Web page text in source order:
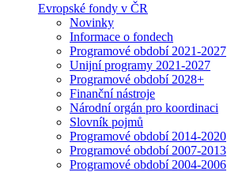
Evropské fondy v ČR
Novinky
Informace o fondech
Programové období 2021-2027
Unijní programy 2021-2027
Programové období 2028+
Finanční nástroje
Národní orgán pro koordinaci
Slovník pojmů
Programové období 2014-2020
Programové období 2007-2013
Programové období 2004-2006